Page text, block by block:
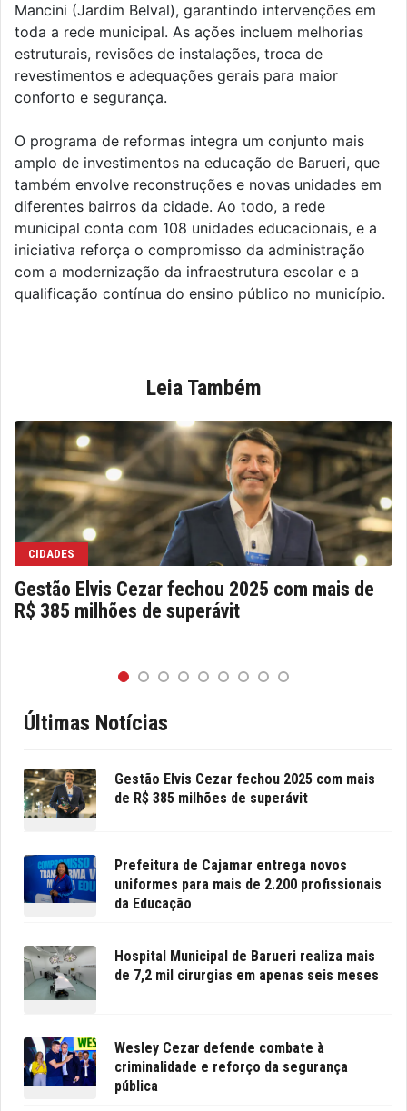
Mancini (Jardim Belval), garantindo intervenções em
toda a rede municipal. As ações incluem melhorias
estruturais, revisões de instalações, troca de
revestimentos e adequações gerais para maior
conforto e segurança.
O programa de reformas integra um conjunto mais
amplo de investimentos na educação de Barueri, que
também envolve reconstruções e novas unidades em
diferentes bairros da cidade. Ao todo, a rede
municipal conta com 108 unidades educacionais, e a
iniciativa reforça o compromisso da administração
com a modernização da infraestrutura escolar e a
qualificação contínua do ensino público no município.
Leia Também
CIDADES
Gestão Elvis Cezar fechou 2025 com mais de
R$ 385 milhões de superávit
Últimas Notícias
Gestão Elvis Cezar fechou 2025 com mais
de R$ 385 milhões de superávit
Prefeitura de Cajamar entrega novos
uniformes para mais de 2.200 profissionais
da Educação
Hospital Municipal de Barueri realiza mais
de 7,2 mil cirurgias em apenas seis meses
Wesley Cezar defende combate à
criminalidade e reforço da segurança
pública